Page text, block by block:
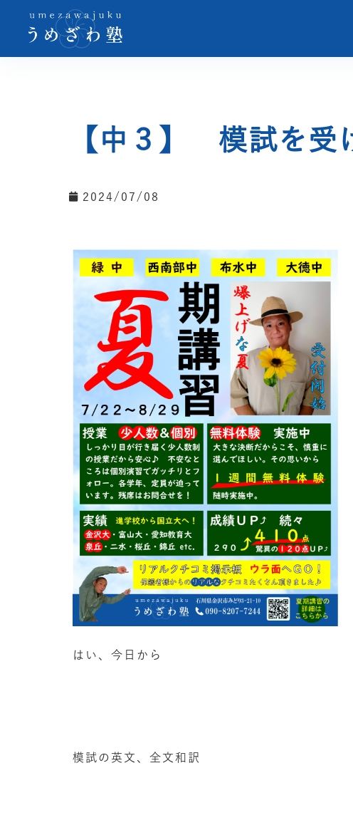
【中３】 模試を受
2024/07/08
はい、今日から
模試の英文、全文和訳